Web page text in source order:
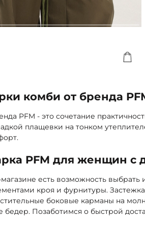
комби от бренда
PFM - это сочетание
плащевки на тонком
PFM для женщин с
есть возможность
кроя и фурнитуры.
боковые карманы на
Позаботимся о быстрой